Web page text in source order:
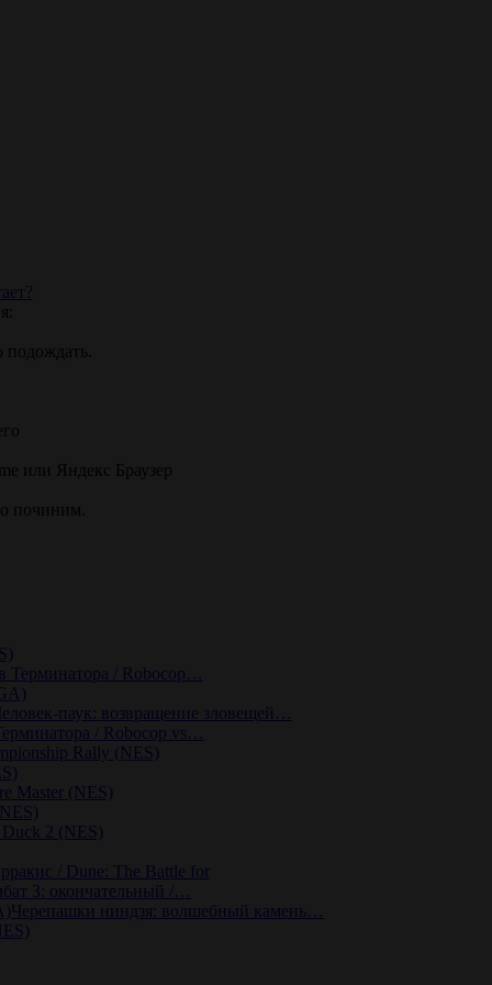
или Яндекс Браузер
починим.
Терминатора / Robocop…
паук: возвращение зловещей…
/ Robocop vs…
Rally (NES)
Master (NES)
2 (NES)
/ Dune: The Battle for
3: окончательный /…
Черепашки ниндзя: волшебный камень…